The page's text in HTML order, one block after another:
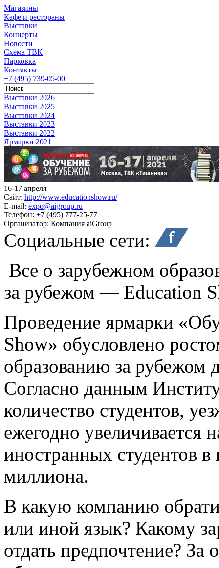
Магазины
Кафе и рестораны
Выставки
Концерты
Новости
Схема ТВК
Парковка
Контакты
+7 (495) 739-05-00
Выставки 2026
Выставки 2025
Выставки 2024
Выставки 2023
Выставки 2022
Ярмарки 2021
16-17 апреля
Сайт: http://www.educationshow.ru/
E-mail: expo@aigroup.ru
Телефон: +7 (495) 777-25-77
Организатор: Компания aiGroup
Социальные сети:
Все о зарубежном
за рубежом — Education
Проведение ярмарки
Show» обусловлено
образованию за рубежом
Согласно данным
количество студентов,
ежегодно увеличивается
иностранных студентов в
миллиона.
В какую компанию
или иной язык? Какому
отдать предпочтение? За